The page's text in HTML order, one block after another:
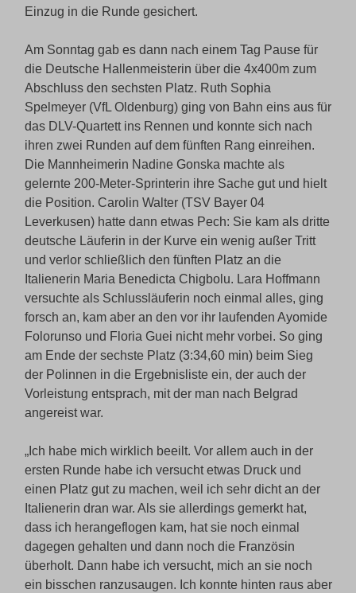
Einzug in die Runde gesichert.
Am Sonntag gab es dann nach einem Tag Pause für
die Deutsche Hallenmeisterin über die 4x400m zum
Abschluss den sechsten Platz. Ruth Sophia
Spelmeyer (VfL Oldenburg) ging von Bahn eins aus für
das DLV-Quartett ins Rennen und konnte sich nach
ihren zwei Runden auf dem fünften Rang einreihen.
Die Mannheimerin Nadine Gonska machte als
gelernte 200-Meter-Sprinterin ihre Sache gut und hielt
die Position. Carolin Walter (TSV Bayer 04
Leverkusen) hatte dann etwas Pech: Sie kam als dritte
deutsche Läuferin in der Kurve ein wenig außer Tritt
und verlor schließlich den fünften Platz an die
Italienerin Maria Benedicta Chigbolu. Lara Hoffmann
versuchte als Schlussläuferin noch einmal alles, ging
forsch an, kam aber an den vor ihr laufenden Ayomide
Folorunso und Floria Guei nicht mehr vorbei. So ging
am Ende der sechste Platz (3:34,60 min) beim Sieg
der Polinnen in die Ergebnisliste ein, der auch der
Vorleistung entsprach, mit der man nach Belgrad
angereist war.
„Ich habe mich wirklich beeilt. Vor allem auch in der
ersten Runde habe ich versucht etwas Druck und
einen Platz gut zu machen, weil ich sehr dicht an der
Italienerin dran war. Als sie allerdings gemerkt hat,
dass ich herangeflogen kam, hat sie noch einmal
dagegen gehalten und dann noch die Französin
überholt. Dann habe ich versucht, mich an sie noch
ein bisschen ranzusaugen. Ich konnte hinten raus aber